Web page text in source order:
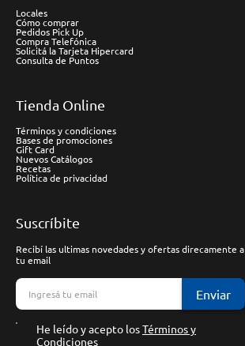
Locales
Cómo comprar
Pedidos Pick Up
Compra Telefónica
Solicitá la Tarjeta Hipercard
Consulta de Puntos
Tienda Online
Términos y condiciones
Bases de promociones
Gift Card
Nuevos Catálogos
Recetas
Política de privacidad
Suscríbite
Recibí las ultimas novedades y ofertas direcamente a
tu email
Enviar
He leído y acepto losTérminos y
Condiciones